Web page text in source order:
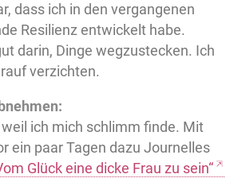
dass ich in den vergangenen
Resilienz entwickelt habe.
darin, Dinge wegzustecken. Ich
verzichten.
ich mich schlimm finde. Mit
ein paar Tagen dazu Journelles
Glück eine dicke Frau zu sein“